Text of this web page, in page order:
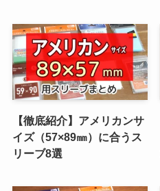
【徹底紹介】アメリカンサ
イズ（57×89㎜）に合うス
リーブ8選